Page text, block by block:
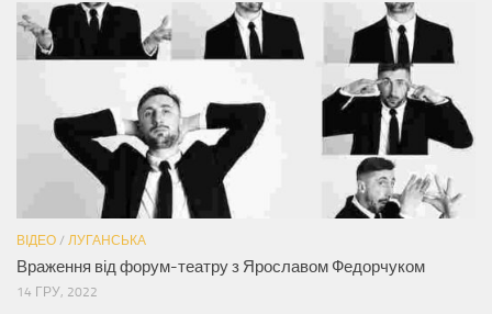
ВІДЕО / ЛУГАНСЬКА
Враження від форум-театру з Ярославом Федорчуком
14 ГРУ, 2022